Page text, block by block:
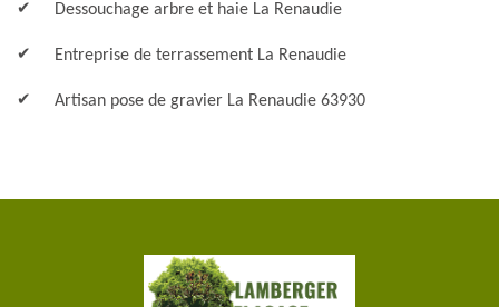
Dessouchage arbre et haie La Renaudie
Entreprise de terrassement La Renaudie
Artisan pose de gravier La Renaudie 63930